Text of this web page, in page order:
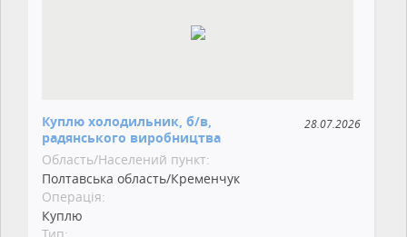
Куплю холодильник, б/в,
радянського виробництва
28.07.2026
Область/Населений пункт:
Полтавська область/Кременчук
Операція:
Куплю
Тип: